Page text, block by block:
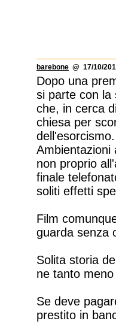
barebone @ 17/10/
Dopo una
si parte con la
che, in cerca
chiesa per
dell'esorcismo.
Ambientazioni
non proprio
finale
soliti effetti
Film
guarda senza
Solita storia
ne tanto
Se deve
prestito in